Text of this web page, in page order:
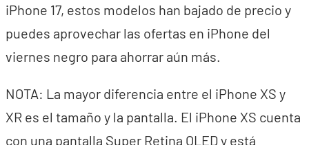
iPhone 17, estos modelos han bajado de precio y
puedes aprovechar las ofertas en iPhone del
viernes negro para ahorrar aún más.
NOTA: La mayor diferencia entre el iPhone XS y
XR es el tamaño y la pantalla. El iPhone XS cuenta
con una pantalla Super Retina OLED y está